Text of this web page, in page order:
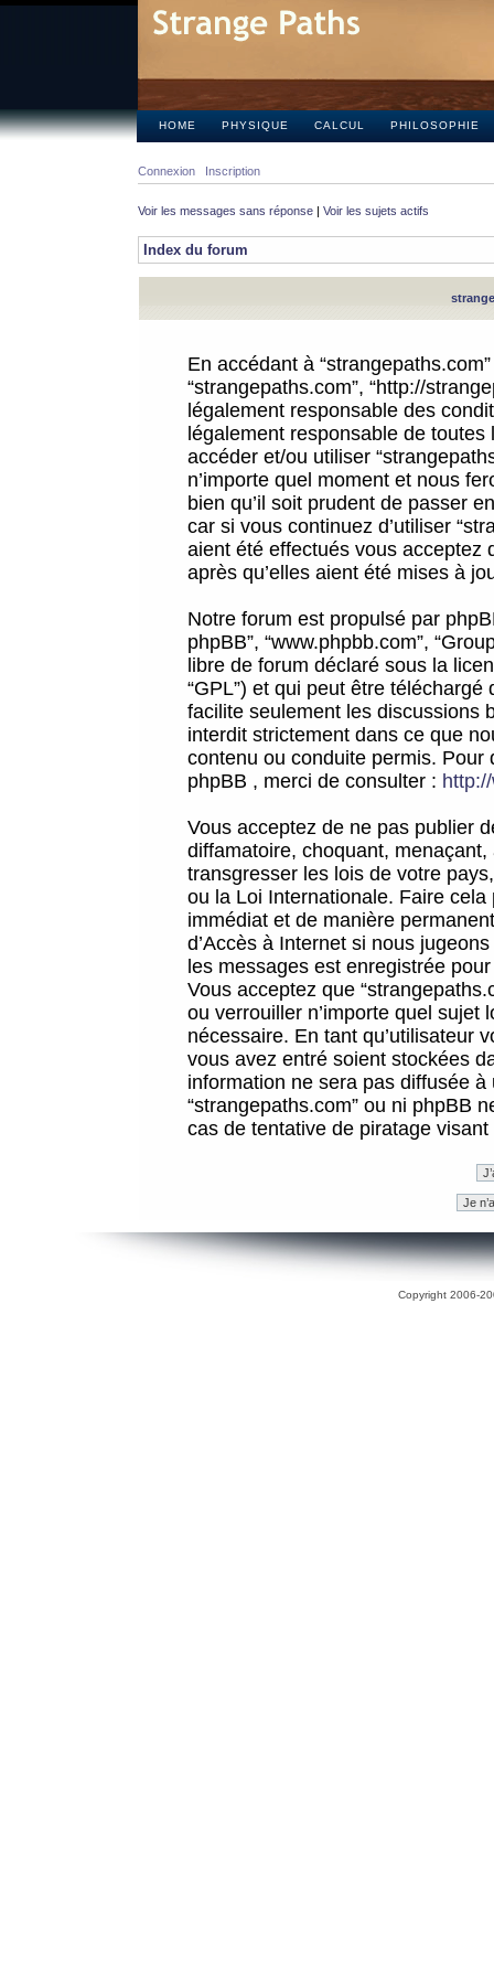
HOME PHYSIQUE CALCUL PHILOSOPHIE
Connexion Inscription
Voir les messages sans réponse | Voir les sujets actifs
Index du forum
En accédant à
“strangepaths.com”, “http://
légalement responsable des
légalement responsable de
accéder et/ou utiliser
n’importe quel moment et nous
bien qu’il soit prudent de passer
car si vous continuez d’utiliser
aient été effectués vous acceptez
après qu’elles aient été mises à
Notre forum est propulsé par
phpBB”, “www.phpbb.com”,
libre de forum déclaré sous la
“GPL”) et qui peut être téléchargé
facilite seulement les discussions
interdit strictement dans ce que
contenu ou conduite permis.
phpBB , merci de consulter :
Vous acceptez de ne pas publier
diffamatoire, choquant,
transgresser les lois de votre
ou la Loi Internationale. Faire
immédiat et de manière
d’Accès à Internet si nous
les messages est enregistrée
Vous acceptez que
ou verrouiller n’importe quel sujet
nécessaire. En tant qu’utilisateur
vous avez entré soient stockées
information ne sera pas diffusée
“strangepaths.com” ou ni phpBB
cas de tentative de piratage
Copyright 2006-